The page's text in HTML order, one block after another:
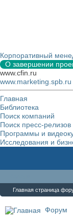
Корпоративный
О завершении
www.cfin.ru
www.marketing.spb.ru
Главная
Библиотека
Поиск компаний
Поиск пресс-релизов
Программы и
Исследования и
Главная страница
Форум